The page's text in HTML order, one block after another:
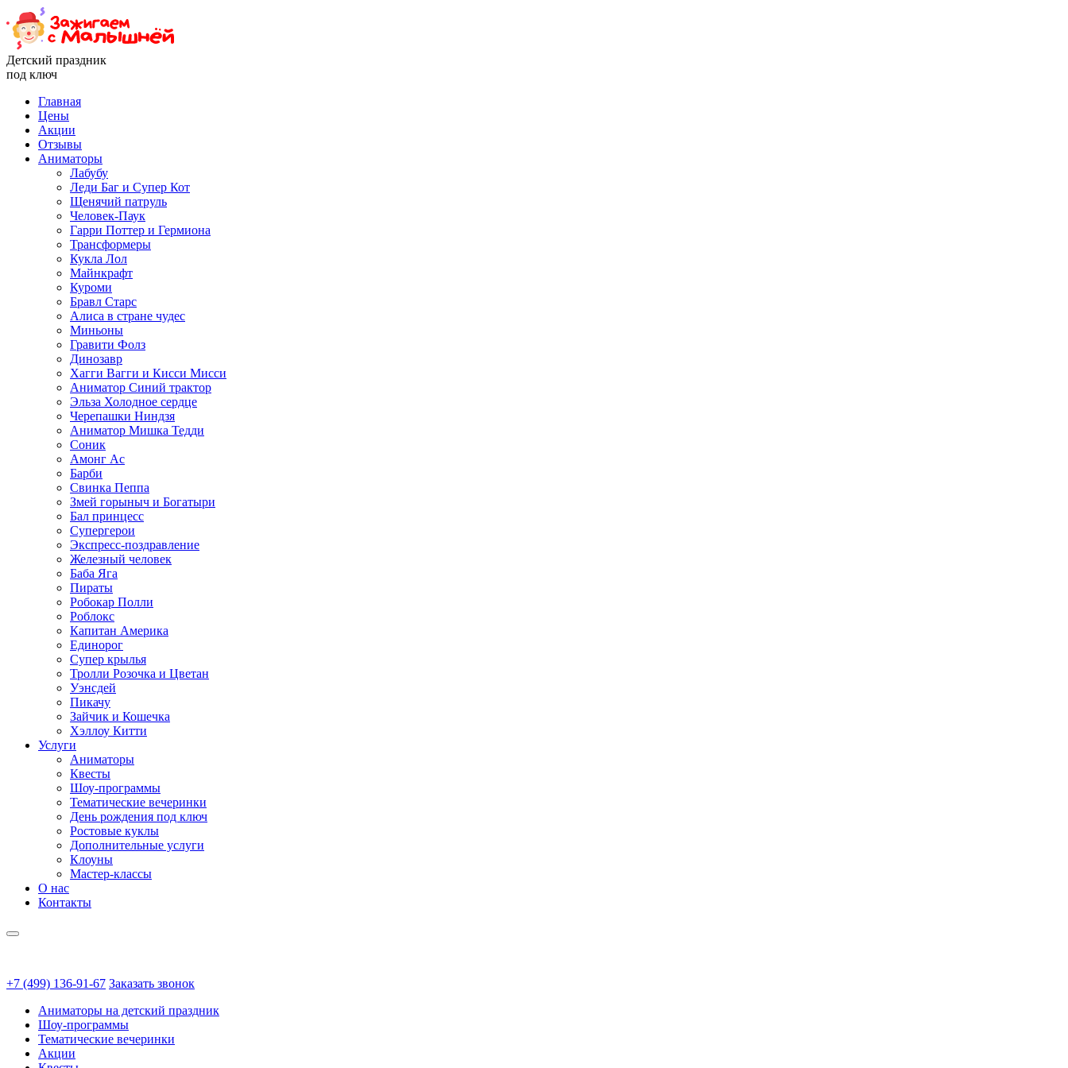
Детский праздник
под ключ
Главная
Цены
Акции
Отзывы
Аниматоры
Лабубу
Леди Баг и Супер Кот
Щенячий патруль
Человек-Паук
Гарри Поттер и Гермиона
Трансформеры
Кукла Лол
Майнкрафт
Куроми
Бравл Старс
Алиса в стране чудес
Миньоны
Гравити Фолз
Динозавр
Хагги Вагги и Кисси Мисси
Аниматор Синий трактор
Эльза Холодное сердце
Черепашки Ниндзя
Аниматор Мишка Тедди
Соник
Амонг Ас
Барби
Свинка Пеппа
Змей горыныч и Богатыри
Бал принцесс
Супергерои
Экспресс-поздравление
Железный человек
Баба Яга
Пираты
Робокар Полли
Роблокс
Капитан Америка
Единорог
Супер крылья
Тролли Розочка и Цветан
Уэнсдей
Пикачу
Зайчик и Кошечка
Хэллоу Китти
Услуги
Аниматоры
Квесты
Шоу-программы
Тематические вечеринки
День рождения под ключ
Ростовые куклы
Дополнительные услуги
Клоуны
Мастер-классы
О нас
Контакты
+7 (499) 136-91-67 Заказать звонок
Аниматоры на детский праздник
Шоу-программы
Тематические вечеринки
Акции